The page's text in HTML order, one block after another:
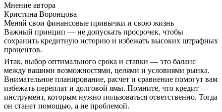
Мнение автора
Кристина Воронцова
Меняй свои финансовые привычки и свою жизнь
Важный принцип — не допускать просрочек, чтобы
сохранить кредитную историю и избежать высоких штрафных
процентов.
Итак, выбор оптимального срока и ставки — это баланс
между вашими возможностями, целями и условиями рынка.
Внимательное планирование, расчет и сравнение помогут вам
избежать переплат и долговой ямы. Помните, что кредит —
инструмент, которым нужно пользоваться ответственно. Тогда
он станет помощью, а не проблемой.